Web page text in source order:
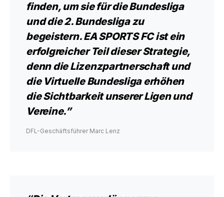
finden, um sie für die Bundesliga
und die 2. Bundesliga zu
begeistern. EA SPORTS FC ist ein
erfolgreicher Teil dieser Strategie,
denn die Lizenzpartnerschaft und
die Virtuelle Bundesliga erhöhen
die Sichtbarkeit unserer Ligen und
Vereine.”
DFL-Geschäftsführer Marc Lenz